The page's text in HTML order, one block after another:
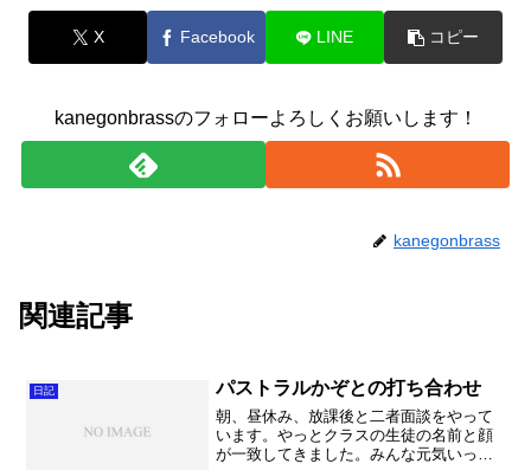
X Facebook LINE コピー
kanegonbrassのフォローよろしくお願いします！
kanegonbrass
関連記事
日記 パストラルかぞとの打ち合わせ
朝、昼休み、放課後と二者面談をやって
います。やっとクラスの生徒の名前と顔
が一致してきました。みんな元気いっぱ